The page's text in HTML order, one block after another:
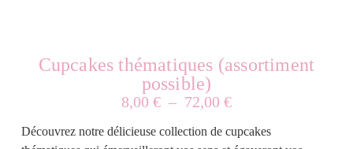
Cupcakes thématiques (assortiment
possible)
8,00 € – 72,00 €
Découvrez notre délicieuse collection de cupcakes